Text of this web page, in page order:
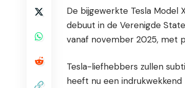
De bijgewerkte Tesla Model
debuut in de Verenigde
vanaf november 2025, met
Tesla-liefhebbers zullen
heeft nu een